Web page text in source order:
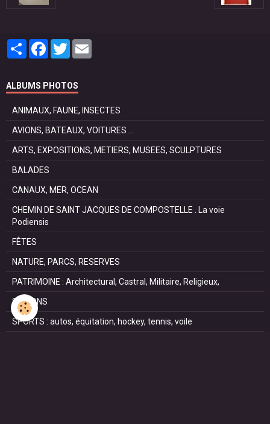
PartagerFacebook
Twitter
ALBUMS PHOTOS
ANIMAUX, FAUNE, INSECTES
AVIONS, BATEAUX, VOITURES ...
ARTS, EXPOSITIONS, METIERS, MUSEES, SCULPTURES
BALADES
CANAUX, MER, OCEAN
CHEMIN DE SAINT JACQUES DE COMPOSTELLE . La voie
Podiensis
FÊTES
NATURE, PARCS, RESERVES
PATRIMOINE : Architectural, Castral, Militaire, Religieux,
SAISONS
SPORTS : autos, équitation, hockey, tennis, voile